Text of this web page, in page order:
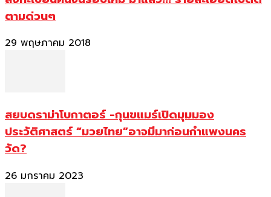
ตามด่วนๆ
29 พฤษภาคม 2018
สยบดราม่าโบกาตอร์ -กุนขแมร์เปิดมุมมอง
ประวัติศาสตร์ “มวยไทย”อาจมีมาก่อนกำแพงนคร
วัด?
26 มกราคม 2023